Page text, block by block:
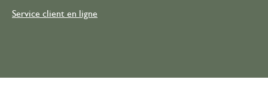
Service client en ligne